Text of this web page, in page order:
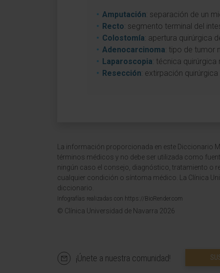
Amputación: separación de un
Recto: segmento terminal del
Colostomía: apertura quirúrgica
Adenocarcinoma: tipo de tumor
Laparoscopia: técnica
Resección: extirpación
La información proporcionada en este Diccionario
términos médicos y no debe ser utilizada como
ningún caso el consejo, diagnóstico, tratamiento o
cualquier condición o síntoma médico. La Clínica
diccionario.
Infografías realizadas con https://BioRender.com
© Clínica Universidad de Navarra 2026
¡Únete a nuestra comunidad!